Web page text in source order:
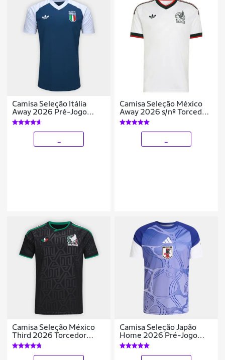
Camisa Seleção Itália
Away 2026 Pré-Jogo
Adidas Originals
Masculina
Camisa Seleção México
Away 2026 s/nº Torcedor
Adidas Originals
Masculina
Camisa Seleção México
Third 2026 Torcedor
Adidas Originals
Masculina
Camisa Seleção Japão
Home 2026 Pré-Jogo
Adidas Masculina